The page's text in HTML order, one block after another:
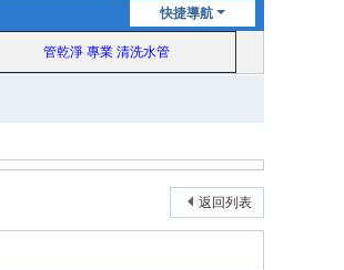
快捷導航
管乾淨 專業 清洗水管
返回列表